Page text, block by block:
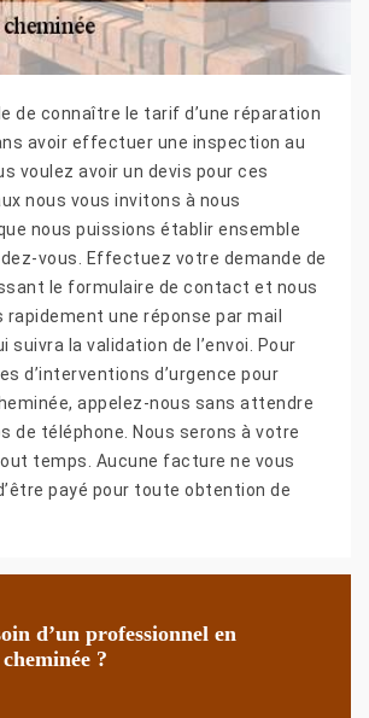
de connaître le tarif d’une réparation
avoir effectuer une inspection au
voulez avoir un devis pour ces
nous vous invitons à nous
nous puissions établir ensemble
vous. Effectuez votre demande de
le formulaire de contact et nous
rapidement une réponse par mail
suivra la validation de l’envoi. Pour
d’interventions d’urgence pour
appelez-nous sans attendre
de téléphone. Nous serons à votre
temps. Aucune facture ne vous
payé pour toute obtention de
d’un professionnel en
?